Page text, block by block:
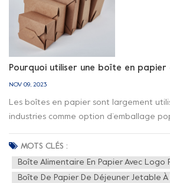
Pourquoi utiliser une boîte en papier
NOV 09, 2023
Les boîtes en papier sont largement
industries comme option d’emballage
: 1. Polyvalent : Boîtes en papier peut
coupé et moulé pour s'adapter à une
tailles et peut être utilisé pour emballer
MOTS CLÉS :
Boîte Alimentaire En Papier Avec Logo
Boîte De Papier De Déjeuner Jetable